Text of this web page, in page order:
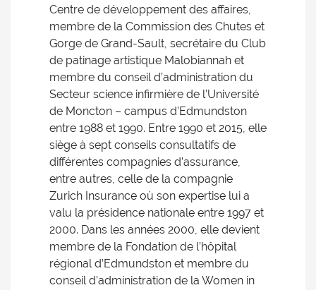
Centre de développement des affaires,
membre de la Commission des Chutes et
Gorge de Grand-Sault, secrétaire du Club
de patinage artistique Malobiannah et
membre du conseil d’administration du
Secteur science infirmière de l’Université
de Moncton – campus d’Edmundston
entre 1988 et 1990. Entre 1990 et 2015, elle
siège à sept conseils consultatifs de
différentes compagnies d’assurance,
entre autres, celle de la compagnie
Zurich Insurance où son expertise lui a
valu la présidence nationale entre 1997 et
2000. Dans les années 2000, elle devient
membre de la Fondation de l’hôpital
régional d’Edmundston et membre du
conseil d’administration de la Women in